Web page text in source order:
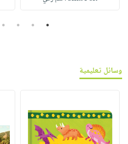
1
2
3
4
وسائل تعليمية